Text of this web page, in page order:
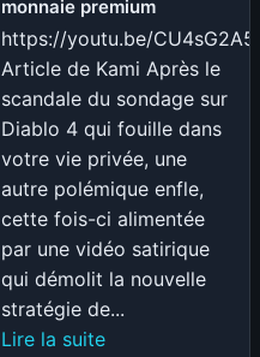
monnaie premium
https://youtu.be/
Article de Kami Après le
scandale du sondage sur
Diablo 4 qui fouille dans
votre vie privée, une
autre polémique enfle,
cette fois-ci alimentée
par une vidéo satirique
qui démolit la nouvelle
stratégie de...
Lire la suite: